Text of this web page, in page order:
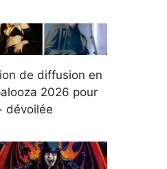
de diffusion en
2026 pour
dévoilée